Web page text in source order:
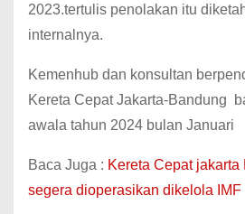
2023.tertulis penolakan itu
internalnya.
Kemenhub dan konsultan
Kereta Cepat Jakarta-Bandung
awala tahun 2024 bulan Januari
Baca Juga : Kereta Cepat
segera dioperasikan dikelola IMF